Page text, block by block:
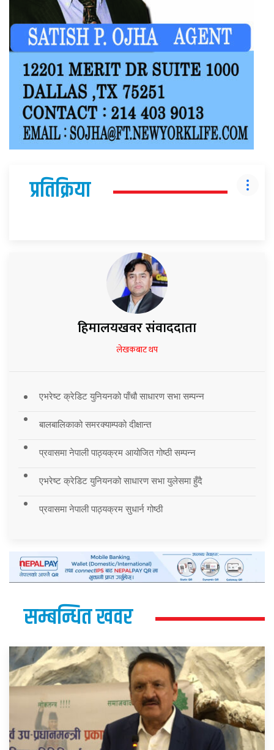
प्रतिक्रिया
हिमालयखवर संवाददाता
लेखकबाट थप
एभरेष्ट क्रेडिट युनियनको पाँचौ साधारण सभा सम्पन्न
बालबालिकाको समरक्याम्पको दीक्षान्त
प्रवासमा नेपाली पाठ्यक्रम आयोजित गोष्ठी सम्पन्न
एभरेष्ट क्रेडिट युनियनको साधारण सभा युलेसमा हुँदै
प्रवासमा नेपाली पाठ्यक्रम सुधार्न गोष्ठी
सम्बन्धित खवर